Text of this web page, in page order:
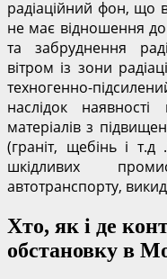
радіаційний фон, що
не має відношення до
та забруднення
вітром із зони
техногенно-
наслідок наявності
матеріалів з
(граніт, щебінь і
шкідливих
автотранспорту,
Хто, як і де
обстановку в